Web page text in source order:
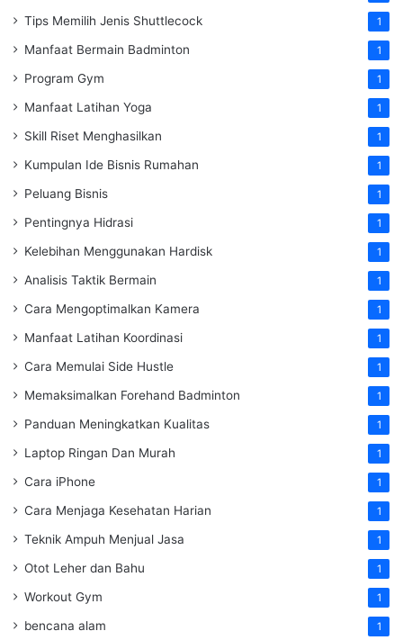
Tips Memilih Jenis Shuttlecock 1
Manfaat Bermain Badminton 1
Program Gym 1
Manfaat Latihan Yoga 1
Skill Riset Menghasilkan 1
Kumpulan Ide Bisnis Rumahan 1
Peluang Bisnis 1
Pentingnya Hidrasi 1
Kelebihan Menggunakan Hardisk 1
Analisis Taktik Bermain 1
Cara Mengoptimalkan Kamera 1
Manfaat Latihan Koordinasi 1
Cara Memulai Side Hustle 1
Memaksimalkan Forehand Badminton 1
Panduan Meningkatkan Kualitas 1
Laptop Ringan Dan Murah 1
Cara iPhone 1
Cara Menjaga Kesehatan Harian 1
Teknik Ampuh Menjual Jasa 1
Otot Leher dan Bahu 1
Workout Gym 1
bencana alam 1